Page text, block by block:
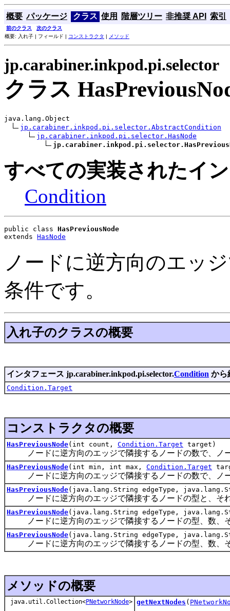
概要 パッケージ クラス 使用 階層ツリー 非推奨 API 索引
前のクラス
次のクラス
概要: 入れ子 | フィールド | コンストラクタ | メソッド
jp.carabiner.inkpod.pi.selector
クラス
java.lang.Object
jp.carabiner.inkpod.pi.selector.AbstractCondition
jp.carabiner.inkpod.pi.selector.HasNode
すべての実装されたイ
Condition
public class HasPreviousNode
extends HasNode
ノードに逆方向のエッ
条件です。
入れ子のクラスの概要
インタフェース jp.carabiner.inkpod.pi.selector.Condition から
Condition.Target
コンストラクタの概要
HasPreviousNode(int count, Condition.Target target)
ノードに逆方向のエッジで隣接するノードの数で、ノ
HasPreviousNode(int min, int max, Condition.Target
ノードに逆方向のエッジで隣接するノードの数で、ノ
HasPreviousNode(java.lang.String edgeType,
ノードに逆方向のエッジで隣接するノードの型と、そ
HasPreviousNode(java.lang.String edgeType,
ノードに逆方向のエッジで隣接するノードの型、数、
HasPreviousNode(java.lang.String edgeType,
ノードに逆方向のエッジで隣接するノードの型、数、
メソッドの概要
java.util.Collection<PNetworkNode> getNextNodes (